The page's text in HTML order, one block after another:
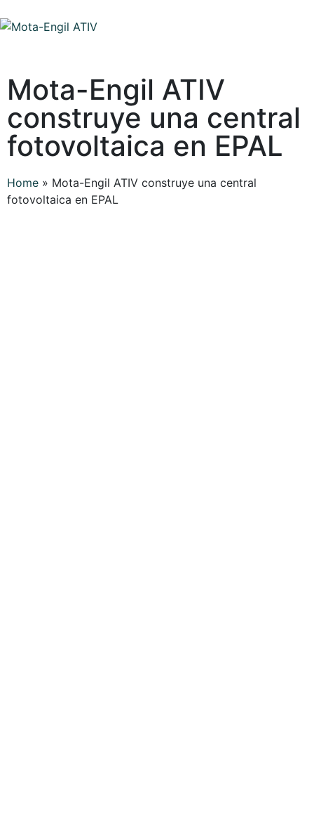
Mota-Engil ATIV
construye una central
fotovoltaica en EPAL
Home » Mota-Engil ATIV construye una central
fotovoltaica en EPAL